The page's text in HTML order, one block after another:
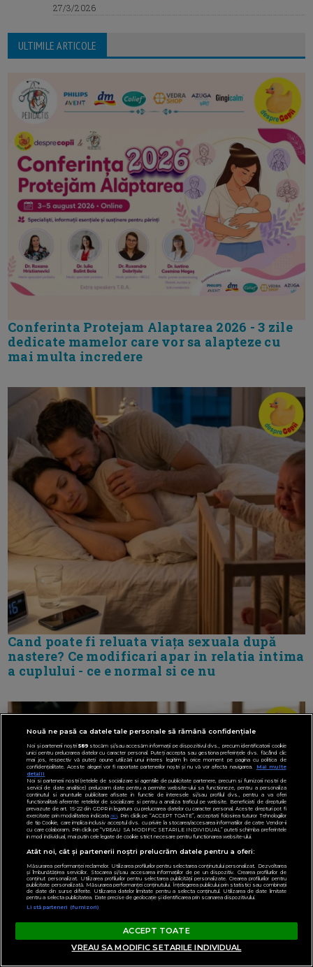
27/3/2026
ULTIMILE ARTICOLE
Conferinta Protejam Alaptarea 2026 - 3 zile
dedicate mamelor care vor sa alapteze cu
mai multa incredere
Cand poate fi reluata viața sexuala după
nastere? Ce modificari apar in relatia intima
a cuplului - ce e normal si ce nu
Ce facem cand copilul arunca intentionat
Nouă ne pasă ca datele tale personale să rămână confidențiale
Noi și partenerii noștri589stocăm și/sau accesăm informații pe dispozitivul dvs., precum identificatorii cookie
unici pentru prelucrarea datelor cu caracter personal. Puteți accepta sau gestiona preferințele dvs. făcând clic
mai jos, respectiv vă puteți opune utilizării unui interes legitim în orice moment pe pagina cu politica de
confidențialitate. Aceste alegeri vor fi raportate partenerilor noștri și nu vă vor afecta navigarea.
Mai multe
detalii
Noi si partenerii nostri (retelele de socializare si agentiile de publicitate partenere, precum si furnizorii nostri de
servicii de date analitice) prelucram date pentru a permite website-ului sa functioneze, pentru a personaliza
continutul si anunturile publicitare afisate in functie de interesele si/sau profilul dvs., pentru a va oferi
functionalitati aferente retelelor de socializare si pentru a analiza traficul pe website. Beneficiati de drepturile
prevazute de art. 15-22 din GDPR in legatura cu prelucrarea datelor cu caracter personal. Aceste drepturi pot fi
exercitate prin modalitatea indicataaici. Prin click pe “ACCEPT TOATE”, acceptati folosirea tuturor Tehnologiilor
de tip Cookie, care implica inclusiv acceptul dvs. cu privire la stocarea/accesarea informatiilor de catre Vendor-ii
cu care colaboram. Prin click pe “VREAU SA MODIFIC SETARILE INDIVIDUAL” puteti schimba preferintele
in mod individual, mai putin cele legate de cookie strict necesare pentru functionarea website-ului.
Atât noi, cât și partenerii noștri prelucrăm datele pentru a oferi:
Măsurarea performanței reclamelor. Utilizarea profilurilor pentru selectarea conținutului personalizat. Dezvoltarea
și îmbunătățirea serviciilor. Stocarea și/sau accesarea informațiilor de pe un dispozitiv. Crearea profilurilor de
conținut personalizat. Utilizarea profilurilor pentru selectarea publicității personalizate. Crearea profilurilor pentru
publicitate personalizată. Măsurarea performanței conținutului. Înțelegerea publicului prin statistici sau combinații
de date din surse diferite. Utilizarea datelor limitate pentru a selecta conținutul. Utilizarea de date limitate
pentru a selecta publicitatea. Date precise de geolocație și identificarea prin scanarea dispozitivului.
Listă parteneri (furnizori)
ACCEPT TOATE
VREAU SA MODIFIC SETARILE INDIVIDUAL